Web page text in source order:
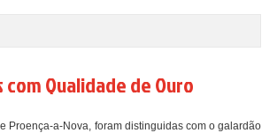
Qualidade de Ouro
Proença-a-Nova, foram distinguidas com o galardão